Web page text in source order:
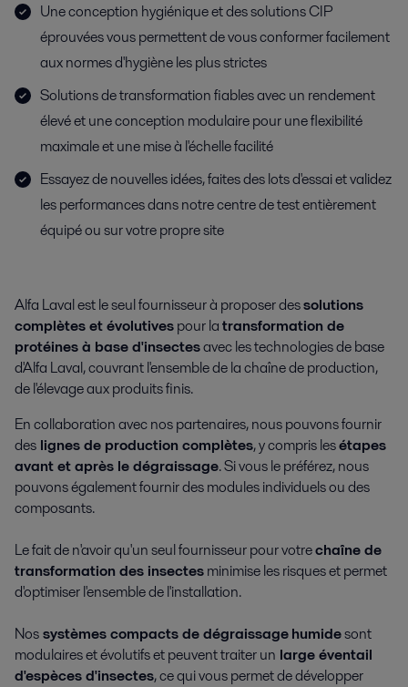
Une conception hygiénique et des solutions CIP
éprouvées vous permettent de vous conformer facilement
aux normes d'hygiène les plus strictes
Solutions de transformation fiables avec un rendement
élevé et une conception modulaire pour une flexibilité
maximale et une mise à l'échelle facilité
Essayez de nouvelles idées, faites des lots d'essai et validez
les performances dans notre centre de test entièrement
équipé ou sur votre propre site
Alfa Laval est le seul fournisseur à proposer dessolutions
complètes et évolutivespour latransformation de
protéines à base d'insectesavec les technologies de base
d'Alfa Laval, couvrant l'ensemble de la chaîne de production,
de l'élevage aux produits finis.
En collaboration avec nos partenaires, nous pouvons fournir
des lignes de production complètes, y compris lesétapes
avant et après le dégraissage. Si vous le préférez, nous
pouvons également fournir des modules individuels ou des
composants.
Le fait de n'avoir qu'un seul fournisseur pour votrechaîne de
transformation des insectesminimise les risques et permet
d'optimiser l'ensemble de l'installation.
Nossystèmes compacts de dégraissagehumidesont
modulaires et évolutifs et peuvent traiter un large éventail
d'espèces d'insectes, ce qui vous permet de développer